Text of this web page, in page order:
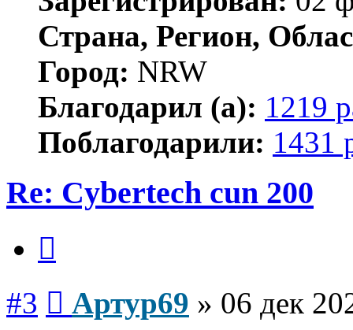
Страна, Регион,
Город: NRW
Благодарил (а): 1219
Поблагодарили: 1431
Re: Cybertech cun 200
#3 Артур69 » 06 дек